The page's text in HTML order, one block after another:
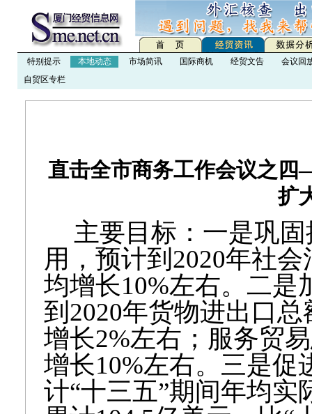
特别提示 本地动态 市场简讯 国际商机 经贸文告
会议回
自贸区专栏
直击全市商务工作会议之
扩
主要目标：一是巩
用，预计到2020年社
均增长10%左右。二是
到2020年货物进出口
增长2%左右；服务贸
增长10%左右。三是促
计“十三五”期间年均实